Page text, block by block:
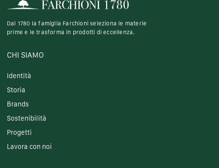
Dal 1780 la famiglia Farchioni seleziona le materie
prime e le trasforma in prodotti di eccellenza.
CHI SIAMO
Identità
Storia
Brands
Sostenibilità
Progetti
Lavora con noi